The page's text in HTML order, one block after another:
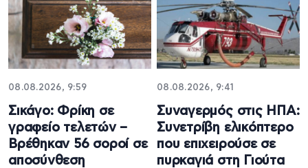
08.08.2026, 9:59
Σικάγο: Φρίκη σε
γραφείο τελετών –
Βρέθηκαν 56 σοροί σε
αποσύνθεση
08.08.2026, 9:41
Συναγερμός στις ΗΠΑ:
Συνετρίβη ελικόπτερο
που επιχειρούσε σε
πυρκαγιά στη Γιούτα